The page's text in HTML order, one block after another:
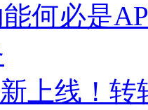
何必是
上线！